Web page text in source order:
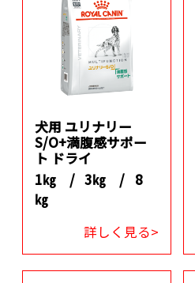
犬用 ユリナリー
S/O+満腹感サポー
ト ドライ
1㎏ / 3㎏ / 8
㎏
詳しく見る>